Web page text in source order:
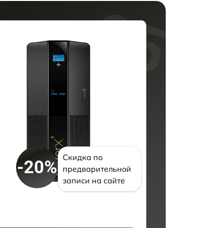
-20%
Скидка по
предварительной
записи на сайте